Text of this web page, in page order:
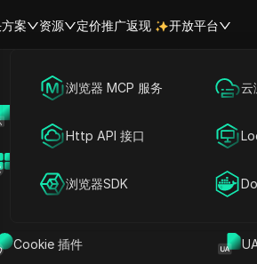
案
海外社媒营销
广告投放
账号共享
资源
Cookie 插件
定价推广返现 开放平台
浏览器 MCP 服务 云
Http API 接口
浏览器SDK
Beyz AI 账
账户